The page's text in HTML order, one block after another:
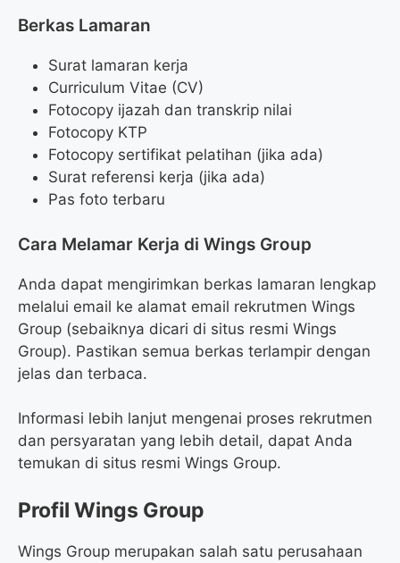
Berkas Lamaran
Surat lamaran kerja
Curriculum Vitae (CV)
Fotocopy ijazah dan transkrip nilai
Fotocopy KTP
Fotocopy sertifikat pelatihan (jika ada)
Surat referensi kerja (jika ada)
Pas foto terbaru
Cara Melamar Kerja di Wings Group
Anda dapat mengirimkan berkas lamaran lengkap
melalui email ke alamat email rekrutmen Wings
Group (sebaiknya dicari di situs resmi Wings
Group). Pastikan semua berkas terlampir dengan
jelas dan terbaca.
Informasi lebih lanjut mengenai proses rekrutmen
dan persyaratan yang lebih detail, dapat Anda
temukan di situs resmi Wings Group.
Profil Wings Group
Wings Group merupakan salah satu perusahaan